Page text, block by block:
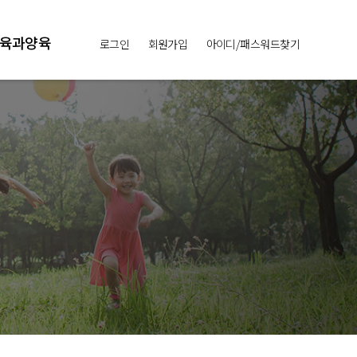
로그인 회원가입 아이디/패스워드찾기
과양육